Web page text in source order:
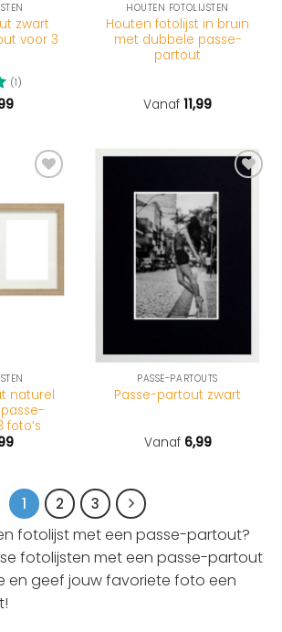
zwart
voor 3
(1)
HOUTEN FOTOLIJSTEN
Houten fotolijst in bruin
met dubbele passe-
partout
Vanaf 11,99
naturel
PASSE-PARTOUTS
Passe-partout zwart
Vanaf 6,99
1 2 3
fotolijst met een passe-partout?
fotolijsten met een passe-partout
en geef jouw favoriete foto een